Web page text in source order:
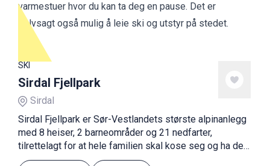
varmestuer hvor du kan ta deg en pause. Det er
selvsagt også mulig å leie ski og utstyr på stedet.
SKI
Sirdal Fjellpark
Sirdal
Sirdal Fjellpark er Sør-Vestlandets største alpinanlegg
med 8 heiser, 2 barneområder og 21 nedfarter,
tilrettelagt for at hele familien skal kose seg og ha det
gøy.